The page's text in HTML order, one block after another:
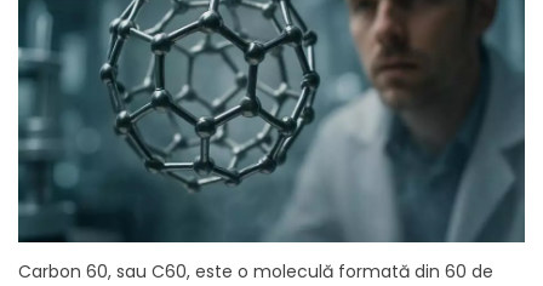
Carbon 60, sau C60, este o moleculă formată din 60 de